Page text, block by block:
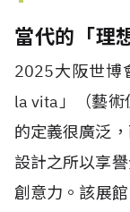
當代的「理
2025大阪世博
la vita」（藝術
的定義很廣泛
設計之所以享
創意力。該展